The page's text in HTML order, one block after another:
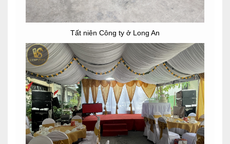
Tất niên Công ty ở Long An